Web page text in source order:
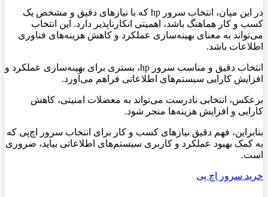
در این میان، انتخاب سرور hp که با نیازهای دقیق و مشخص یک
کسب و کار هماهنگ باشد، اهمیتی انکارناپذیر دارد. این انتخاب
می‌تواند به معنای بهینه‌سازی عملکرد و کاهش هزینه‌های فناوری
اطلاعات باشد.
انتخاب دقیق و مناسب سرور hp، بستری برای بهینه‌سازی عملکرد و
افزایش کارایی سیستم‌های اطلاعاتی فراهم می‌آورد.
برعکس، انتخابی نادرست می‌تواند به معضلات امنیتی، کاهش
کارایی و افزایش هزینه‌ها منجر شود.
بنابراین، فهم دقیق نیازهای کسب و کار برای انتخاب سرور اچ‌پی که
به کمک بهبود عملکرد و کاربری سیستم‌های اطلاعاتی بیاید، ضروری
است.
خرید سرور اچ پی